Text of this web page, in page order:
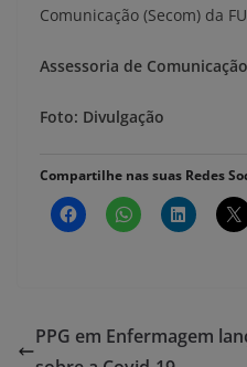
Comunicação (Secom) da
Assessoria de
Foto: Divulgação
Compartilhe nas suas Redes
PPG em Enfermagem